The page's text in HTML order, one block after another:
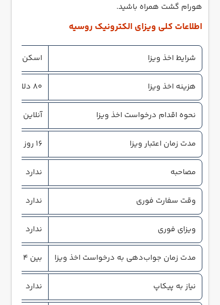
هورام گشت همراه باشید.
اطلاعات کلی ویزای الکترونیک روسیه
شرایط اخذ ویزا اسکن
هزینه اخذ ویزا 80 دلار
نحوه اقدام درخواست اخذ ویزا آنلاین
مدت زمان اعتبار ویزا 16 روز
مصاحبه ندارد
وقت سفارت فوری ندارد
ویزای فوری ندارد
مدت زمان جواب‌دهی به درخواست اخذ ویزا بین 4 تا 7 روز کاری
نیاز به پیکاپ ندارد